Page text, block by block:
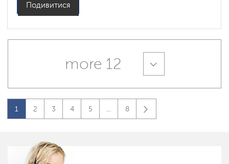
Подивитися
more 12
1 2 3 4 5 ... 8